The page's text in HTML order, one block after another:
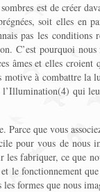
est de créer
soit elles en
pas les conditions
C’est pourquoi
âmes et elles croient
motive à combattre
qui
que vous
pour vous de nous
fabriquer, ce que
le fonctionnement
formes que nous